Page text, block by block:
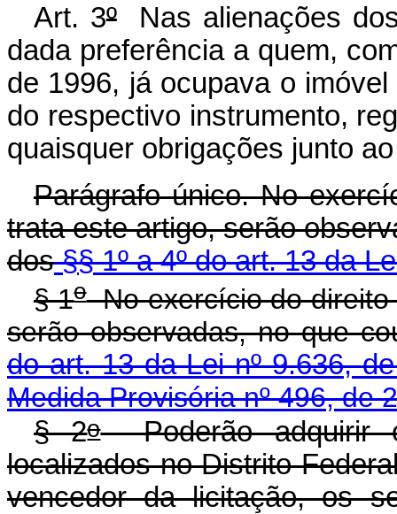
Art. 3ºNas alienações
dada preferência a quem,
de 1996, já ocupava o
do respectivo instrumento,
quaisquer obrigações junto
Parágrafo único. No
trata este artigo, serão
dos§§ 1º a 4º do art. 13 da
§ 1oNo exercício do direito
serão observadas, no que
do art. 13 da Lei nº 9.636,
Medida Provisória nº 496, de
§ 2oPoderão adquirir
localizados no Distrito
vencedor da licitação, os